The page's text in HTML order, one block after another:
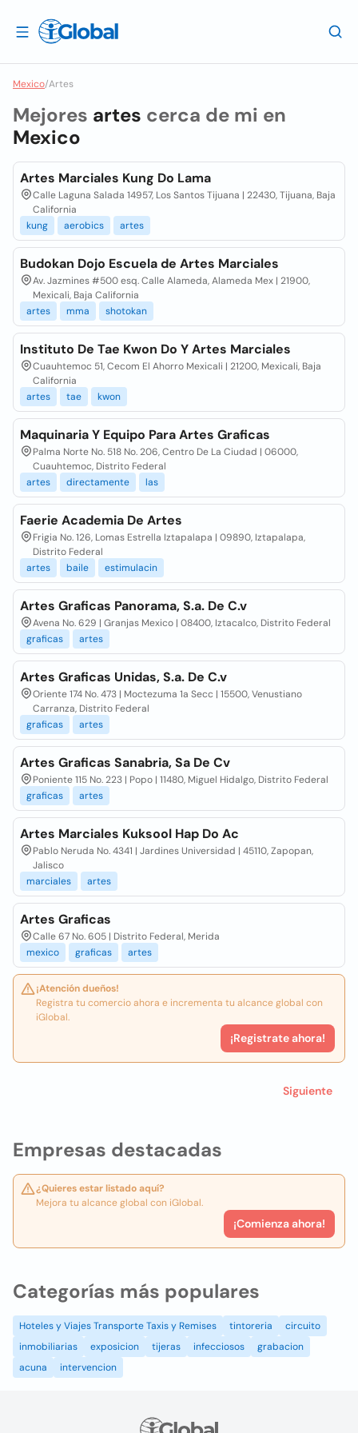
Mexico/Artes
Empresas destacadas
¿Quieres estar listado aquí?
Mejora tu alcance global con iGlobal.
¡Comienza ahora!
Mejores artes cerca de mi en
Mexico
Artes Marciales Kung Do Lama
Calle Laguna Salada 14957, Los Santos Tijuana | 22430, Tijuana, Baja
California
kung
aerobics artes
Budokan Dojo Escuela de Artes Marciales
Av. Jazmines #500 esq. Calle Alameda, Alameda Mex | 21900,
Mexicali, Baja California
artes
mma shotokan
Instituto De Tae Kwon Do Y Artes Marciales
Cuauhtemoc 51, Cecom El Ahorro Mexicali | 21200, Mexicali, Baja
California
artes
tae kwon
Maquinaria Y Equipo Para Artes Graficas
Palma Norte No. 518 No. 206, Centro De La Ciudad | 06000,
Cuauhtemoc, Distrito Federal
artes
directamente las
Faerie Academia De Artes
Frigia No. 126, Lomas Estrella Iztapalapa | 09890, Iztapalapa,
Distrito Federal
artes
baile estimulacin
Artes Graficas Panorama, S.a. De C.v
Avena No. 629 | Granjas Mexico | 08400, Iztacalco, Distrito Federal
graficas
artes
Artes Graficas Unidas, S.a. De C.v
Oriente 174 No. 473 | Moctezuma 1a Secc | 15500, Venustiano
Carranza, Distrito Federal
graficas
artes
Artes Graficas Sanabria, Sa De Cv
Poniente 115 No. 223 | Popo | 11480, Miguel Hidalgo, Distrito Federal
graficas
artes
Artes Marciales Kuksool Hap Do Ac
Pablo Neruda No. 4341 | Jardines Universidad | 45110, Zapopan,
Jalisco
marciales
artes
Artes Graficas
Calle 67 No. 605 | Distrito Federal, Merida
mexico
graficas artes
¡Atención dueños!
Registra tu comercio ahora e incrementa tu alcance global con
iGlobal.
¡Registrate ahora!
Siguiente
Categorías más populares
Hoteles y Viajes Transporte Taxis y Remises tintoreria
circuito
inmobiliarias
exposicion tijeras infecciosos
grabacion
acuna
intervencion